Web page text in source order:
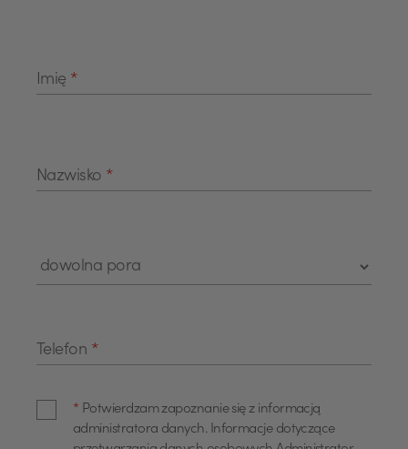
Imię *
Nazwisko *
Telefon *
* Potwierdzam zapoznanie się z informacją
administratora danych. Informacje dotyczące